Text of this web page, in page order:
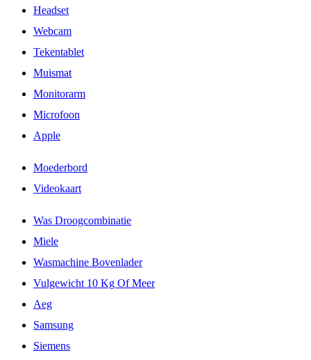
Headset
Webcam
Tekentablet
Muismat
Monitorarm
Microfoon
Apple
Moederbord
Videokaart
Was Droogcombinatie
Miele
Wasmachine Bovenlader
Vulgewicht 10 Kg Of Meer
Aeg
Samsung
Siemens